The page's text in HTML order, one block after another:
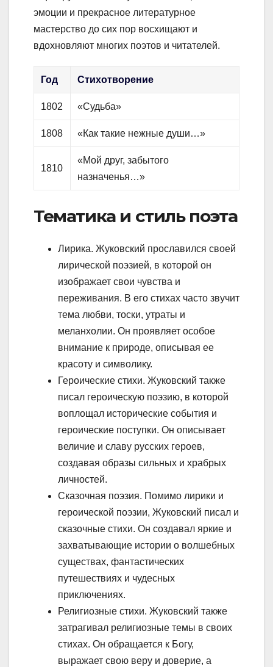
эмоции и прекрасное литературное
мастерство до сих пор восхищают и
вдохновляют многих поэтов и читателей.
Год Стихотворение
1802 «Судьба»
1808 «Как такие нежные души…»
1810
«Мой друг, забытого
назначенья…»
Тематика и стиль поэта
Лирика. Жуковский прославился своей
лирической поэзией, в которой он
изображает свои чувства и
переживания. В его стихах часто звучит
тема любви, тоски, утраты и
меланхолии. Он проявляет особое
внимание к природе, описывая ее
красоту и символику.
Героические стихи. Жуковский также
писал героическую поэзию, в которой
воплощал исторические события и
героические поступки. Он описывает
величие и славу русских героев,
создавая образы сильных и храбрых
личностей.
Сказочная поэзия. Помимо лирики и
героической поэзии, Жуковский писал и
сказочные стихи. Он создавал яркие и
захватывающие истории о волшебных
существах, фантастических
путешествиях и чудесных
приключениях.
Религиозные стихи. Жуковский также
затрагивал религиозные темы в своих
стихах. Он обращается к Богу,
выражает свою веру и доверие, а